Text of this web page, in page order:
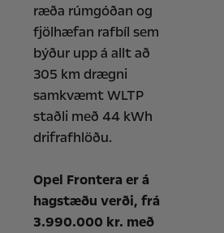
ræða rúmgóðan og
fjölhæfan rafbíl sem
býður upp á allt að
305 km drægni
samkvæmt WLTP
staðli með 44 kWh
drifrafhlöðu.
Opel Frontera er á
hagstæðu verði, frá
3.990.000 kr. með